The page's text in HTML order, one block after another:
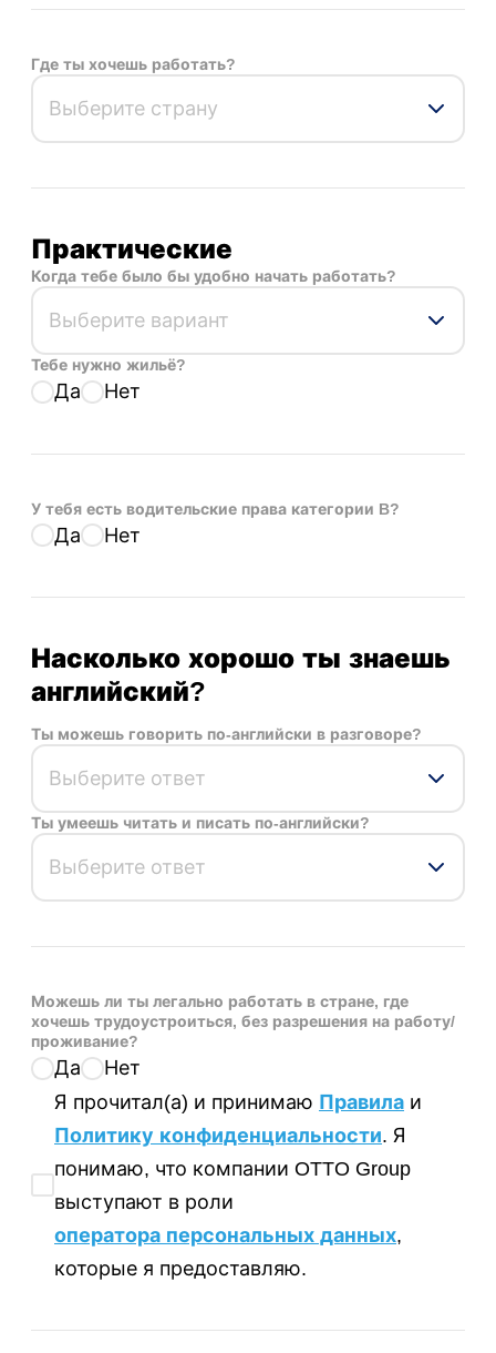
Где ты хочешь работать?
Выберите страну
Практические
Когда тебе было бы удобно начать работать?
Выберите вариант
Тебе нужно жильё?
Да Нет
У тебя есть водительские права категории B?
Да Нет
Насколько хорошо ты знаешь
английский?
Ты можешь говорить по-английски в разговоре?
Выберите ответ
Ты умеешь читать и писать по-английски?
Выберите ответ
Можешь ли ты легально работать в стране, где
хочешь трудоустроиться, без разрешения на работу/
проживание?
Да
Нет
Я прочитал(а) и принимаю Правила и
Политику конфиденциальности. Я
понимаю, что компании OTTO Group
выступают в роли
оператора персональных данных,
которые я предоставляю.